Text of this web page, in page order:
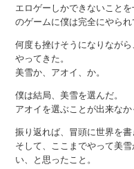
エロゲーしかできないこと
のゲームに僕は完全にやられ
何度も挫けそうになりなが
やってきた。
美雪か、アオイ、か。
僕は結局、美雪を選んだ。
アオイを選ぶことが出来なか
振り返れば、冒頭に世界を
そして、ここまでやって美
い、と思ったこと。